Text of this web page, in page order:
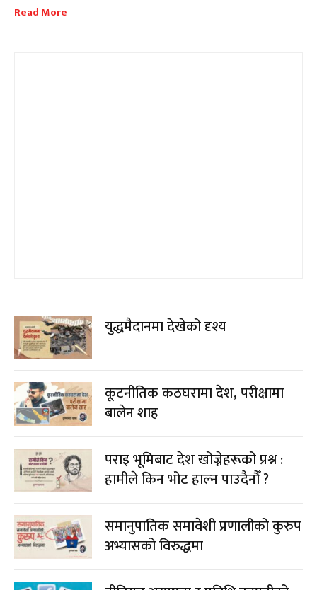
Read More
युद्धमैदानमा देखेको दृश्य
कूटनीतिक कठघरामा देश, परीक्षामा
बालेन शाह
पराइ भूमिबाट देश खोज्नेहरूको प्रश्न :
हामीले किन भोट हाल्न पाउदैनौँ ?
समानुपातिक समावेशी प्रणालीको कुरुप
अभ्यासको विरुद्धमा